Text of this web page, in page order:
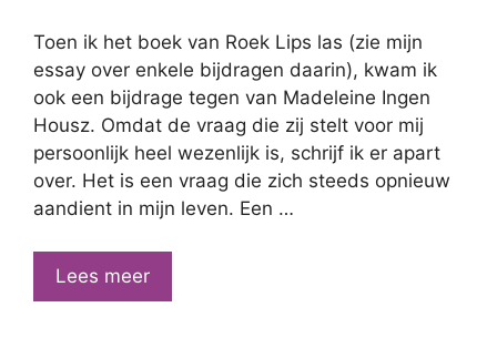
Toen ik het boek van Roek Lips las (zie mijn
essay over enkele bijdragen daarin), kwam ik
ook een bijdrage tegen van Madeleine Ingen
Housz. Omdat de vraag die zij stelt voor mij
persoonlijk heel wezenlijk is, schrijf ik er apart
over. Het is een vraag die zich steeds opnieuw
aandient in mijn leven. Een …
Lees meerKan
ik